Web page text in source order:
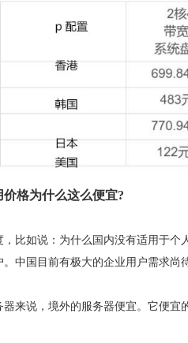
格为什么这么便宜?
比如说：为什么国内没有适用于
中国目前有极大的企业用户需求
器来说，境外的服务器便宜。它便宜